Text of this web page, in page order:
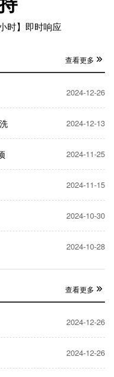
时】即时响应
查看更多
2024-12-26
2024-12-13
2024-11-25
2024-11-15
2024-10-30
2024-10-28
查看更多
2024-12-26
2024-12-26